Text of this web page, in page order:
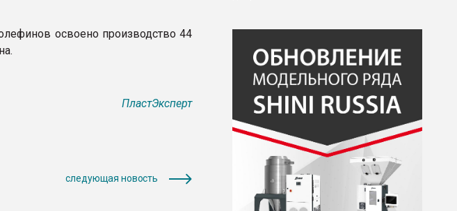
освоено производство 44
ПластЭксперт
следующая новость